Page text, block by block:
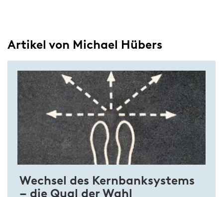
Artikel von Michael Hübers
Wechsel des Kernbanksystems
– die Qual der Wahl